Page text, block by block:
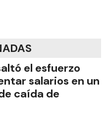
el esfuerzo
salarios en un
caída de